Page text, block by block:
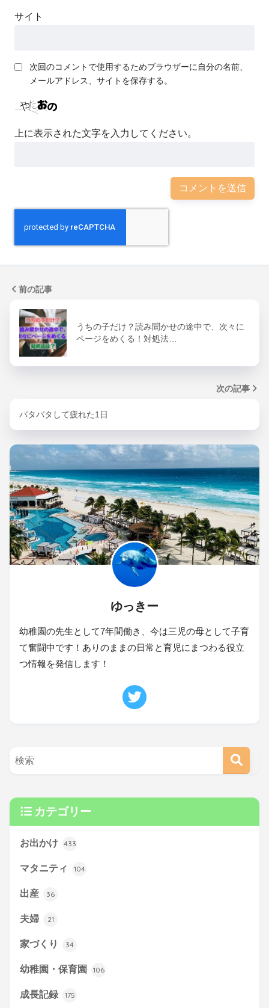
サイト
次回のコメントで使用するためブラウザーに自分の名前、
メールアドレス、サイトを保存する。
上に表示された文字を入力してください。
前の記事
うちの子だけ？読み聞かせの途中で、次々に
ページをめくる！対処法…
次の記事
バタバタして疲れた1日
ゆっきー
幼稚園の先生として7年間働き、今は三児の母として子育
て奮闘中です！ありのままの日常と育児にまつわる役立
つ情報を発信します！
カテゴリー
お出かけ 433
マタニティ 104
出産 36
夫婦 21
家づくり 34
幼稚園・保育園 106
成長記録 175